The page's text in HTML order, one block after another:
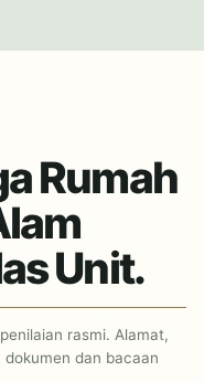
Rumah
Unit.
rasmi. Alamat,
dan bacaan